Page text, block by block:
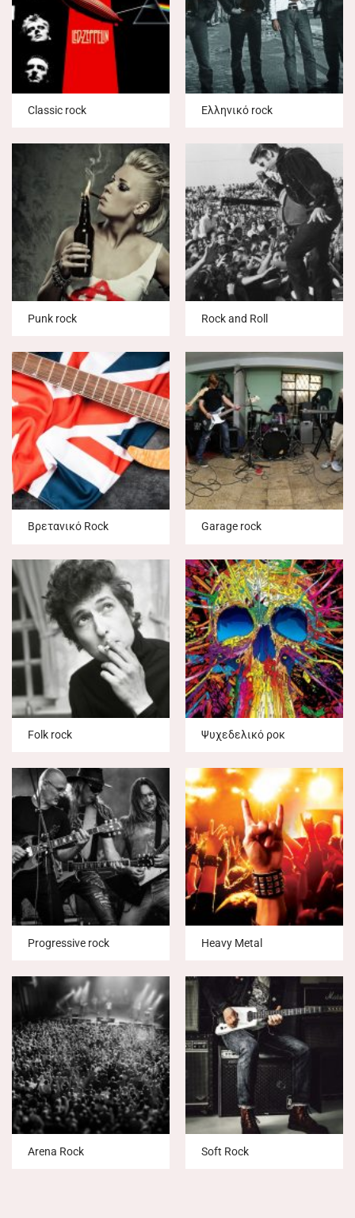
Classic rock Ελληνικό rock
Punk rock Rock and Roll
Βρετανικό Rock Garage rock
Folk rock Ψυχεδελικό ροκ
Progressive rock Heavy Metal
Arena Rock Soft Rock